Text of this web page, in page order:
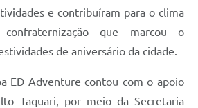
e contribuíram para o clima
que marcou o
de aniversário da cidade.
ED Adventure contou com o apoio
Taquari, por meio da Secretaria